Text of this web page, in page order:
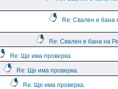
Re: Свален е бана
Re: Свален е бана на
Re: Ще има проверка.
Re: Ще има проверка.
Re: Ще има проверка.